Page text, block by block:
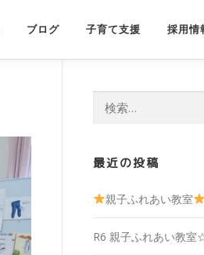
ブログ 子育て支援 採用情
最近の投稿
親子ふれあい教室
R6 親子ふれあい教